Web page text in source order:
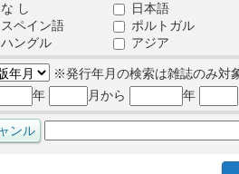
な し
日本語
スペイン語
ポルトガル
ハングル
アジア
※発行年月の検索は雑誌のみ対
年
月から 年